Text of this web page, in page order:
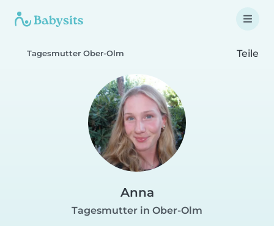
Tagesmutter Ober-Olm Teile
Anna
Tagesmutter in Ober-Olm